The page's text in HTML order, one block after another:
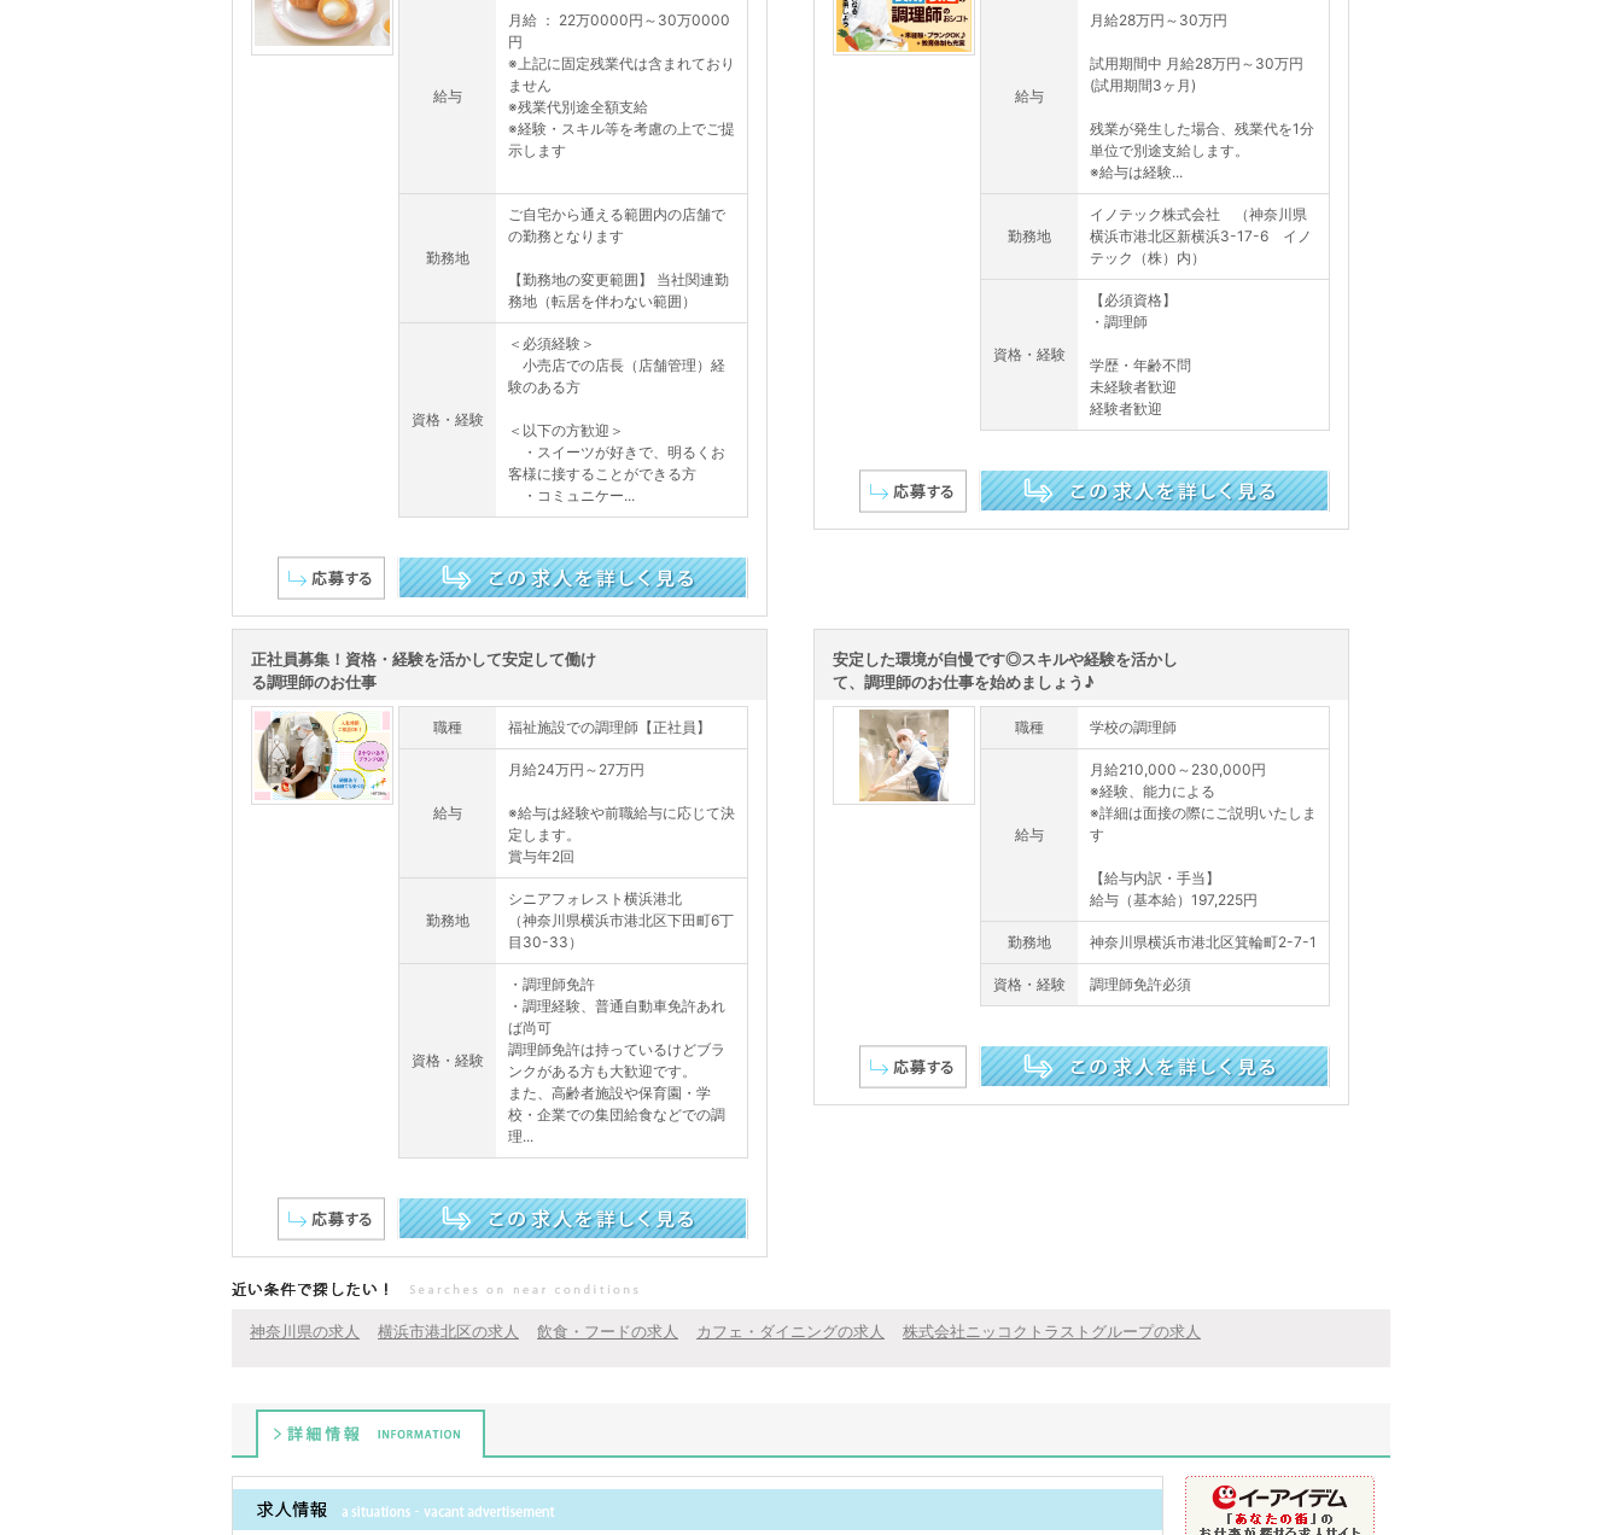
給与
月給 ： 22万0000円～30万0000
円
※上記に固定残業代は含まれており
ません
※残業代別途全額支給
※経験・スキル等を考慮の上でご提
示します
勤務地
ご自宅から通える範囲内の店舗で
の勤務となります
【勤務地の変更範囲】 当社関連勤
務地（転居を伴わない範囲）
資格・経験
＜必須経験＞
小売店での店長（店舗管理）経
験のある方
＜以下の方歓迎＞
・スイーツが好きで、明るくお
客様に接することができる方
・コミュニケー...
給与
月給28万円～30万円
試用期間中 月給28万円～30万円
(試用期間3ヶ月)
残業が発生した場合、残業代を1分
単位で別途支給します。
※給与は経験...
勤務地
イノテック株式会社 （神奈川県
横浜市港北区新横浜3-17-6 イノ
テック（株）内）
資格・経験
【必須資格】
・調理師
学歴・年齢不問
未経験者歓迎
経験者歓迎
正社員募集！資格・経験を活かして安定して働け
る調理師のお仕事
職種 福祉施設での調理師【正社員】
給与
月給24万円～27万円
※給与は経験や前職給与に応じて決
定します。
賞与年2回
勤務地
シニアフォレスト横浜港北
（神奈川県横浜市港北区下田町6丁
目30-33）
資格・経験
・調理師免許
・調理経験、普通自動車免許あれ
ば尚可
調理師免許は持っているけどブラ
ンクがある方も大歓迎です。
また、高齢者施設や保育園・学
校・企業での集団給食などでの調
理...
安定した環境が自慢です◎スキルや経験を活かし
て、調理師のお仕事を始めましょう♪
職種 学校の調理師
給与
月給210,000～230,000円
※経験、能力による
※詳細は面接の際にご説明いたしま
す
【給与内訳・手当】
給与（基本給）197,225円
勤務地 神奈川県横浜市港北区箕輪町2-7-1
資格・経験 調理師免許必須
神奈川県の求人 横浜市港北区の求人 飲食・フードの求人 カフェ・ダイニングの求人 株式会社ニッコクトラストグループの求人